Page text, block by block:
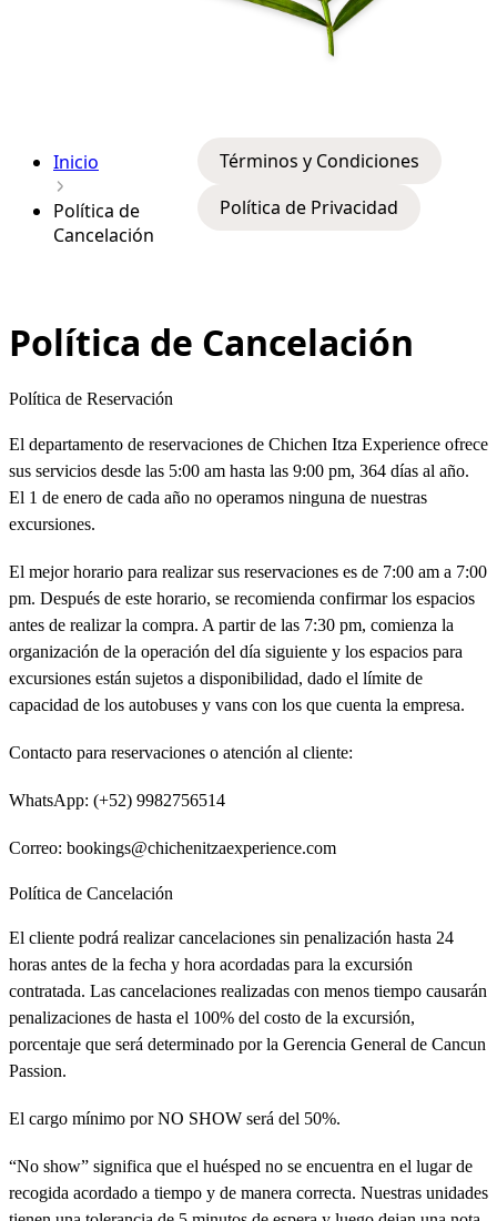
Inicio
Política de
Cancelación
Términos y Condiciones
Política de Privacidad
Política de Cancelación
Política de Reservación
El departamento de reservaciones de Chichen Itza Experience ofrece
sus servicios desde las 5:00 am hasta las 9:00 pm, 364 días al año.
El 1 de enero de cada año no operamos ninguna de nuestras
excursiones.
El mejor horario para realizar sus reservaciones es de 7:00 am a 7:00
pm. Después de este horario, se recomienda confirmar los espacios
antes de realizar la compra. A partir de las 7:30 pm, comienza la
organización de la operación del día siguiente y los espacios para
excursiones están sujetos a disponibilidad, dado el límite de
capacidad de los autobuses y vans con los que cuenta la empresa.
Contacto para reservaciones o atención al cliente:
WhatsApp: (+52) 9982756514
Correo: bookings@chichenitzaexperience.com
Política de Cancelación
El cliente podrá realizar cancelaciones sin penalización hasta 24
horas antes de la fecha y hora acordadas para la excursión
contratada. Las cancelaciones realizadas con menos tiempo causarán
penalizaciones de hasta el 100% del costo de la excursión,
porcentaje que será determinado por la Gerencia General de Cancun
Passion.
El cargo mínimo por NO SHOW será del 50%.
“No show” significa que el huésped no se encuentra en el lugar de
recogida acordado a tiempo y de manera correcta. Nuestras unidades